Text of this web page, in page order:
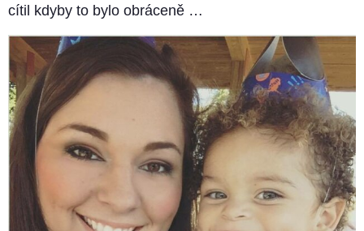
cítil kdyby to bylo obráceně …